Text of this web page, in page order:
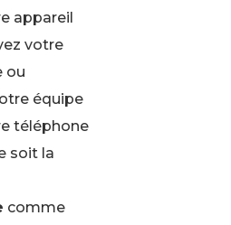
appareil
votre
ou
équipe
téléphone
soit la
comme